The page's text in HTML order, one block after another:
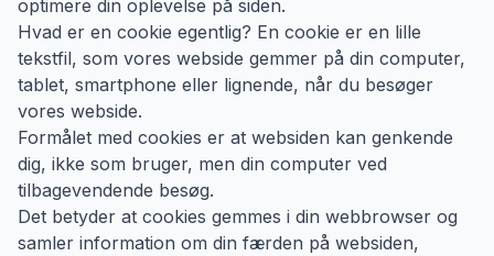
optimere din oplevelse på siden.
Hvad er en cookie egentlig? En cookie er en lille
tekstfil, som vores webside gemmer på din computer,
tablet, smartphone eller lignende, når du besøger
vores webside.
Formålet med cookies er at websiden kan genkende
dig, ikke som bruger, men din computer ved
tilbagevendende besøg.
Det betyder at cookies gemmes i din webbrowser og
samler information om din færden på websiden,